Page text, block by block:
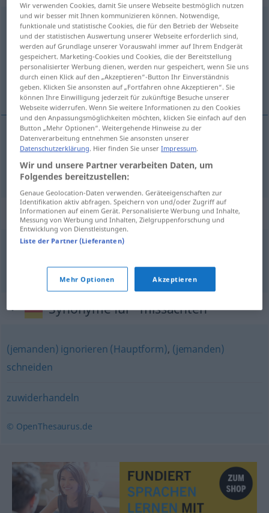
missachten
Übersicht aller Übersetzungen
(Für mehr Details die Übersetzung anklicken/antippen)
omalovažiti, ne mariti
omalovažiti (-ažavati),nemariti(za AKK)
missachten
Beispielsätze für "missachten"
ustupitiprednost
Synonyme für "missachten"
(jemanden) ignorieren (Hauptform), (jemanden)
schneiden
zuwiderhandeln
© OpenThesaurus.de
Wir verwenden Cookies, damit Sie unsere Webseite bestmöglich nutzen
und wir besser mit Ihnen kommunizieren können. Notwendige,
funktionale und statistische Cookies, die für den Betrieb der Webseite
und der statistischen Auswertung unserer Webseite erforderlich sind,
werden auf Grundlage unserer Vorauswahl immer auf Ihrem Endgerät
gespeichert. Marketing-Cookies und Cookies, die der Bereitstellung
personalisierter Werbung dienen, werden nur gespeichert, wenn Sie uns
durch einen Klick auf den „Akzeptieren“-Button Ihr Einverständnis
geben. Klicken Sie ansonsten auf „Fortfahren ohne Akzeptieren“. Sie
können Ihre Einwilligung jederzeit für zukünftige Besuche unserer
Webseite widerrufen. Wenn Sie weitere Informationen zu den Cookies
und den Anpassungsmöglichkeiten möchten, klicken Sie einfach auf den
Button „Mehr Optionen“. Weitergehende Hinweise zu der
Datenverarbeitung entnehmen Sie ansonsten unserer
Datenschutzerklärung. Hier finden Sie unserImpressum.
Wir und unsere Partner verarbeiten Daten, um
Folgendes bereitzustellen:
Genaue Geolocation-Daten verwenden. Geräteeigenschaften zur
Identifikation aktiv abfragen. Speichern von und/oder Zugriff auf
Informationen auf einem Gerät. Personalisierte Werbung und Inhalte,
Messung von Werbung und Inhalten, Zielgruppenforschung und
Entwicklung von Dienstleistungen.
Liste der Partner (Lieferanten)
Mehr Optionen Akzeptieren